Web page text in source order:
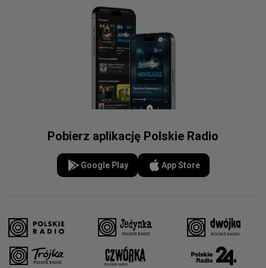
Pobierz aplikację Polskie Radio
Google Play App Store